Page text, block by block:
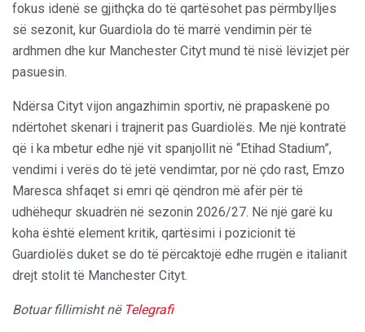
fokus idenë se gjithçka do të qartësohet pas përmbylljes
së sezonit, kur Guardiola do të marrë vendimin për të
ardhmen dhe kur Manchester Cityt mund të nisë lëvizjet për
pasuesin.
Ndërsa Cityt vijon angazhimin sportiv, në prapaskenë po
ndërtohet skenari i trajnerit pas Guardiolës. Me një kontratë
që i ka mbetur edhe një vit spanjollit në “Etihad Stadium”,
vendimi i verës do të jetë vendimtar, por në çdo rast, Emzo
Maresca shfaqet si emri që qëndron më afër për të
udhëhequr skuadrën në sezonin 2026/27. Në një garë ku
koha është element kritik, qartësimi i pozicionit të
Guardiolës duket se do të përcaktojë edhe rrugën e italianit
drejt stolit të Manchester Cityt.
Botuar fillimisht në Telegrafi